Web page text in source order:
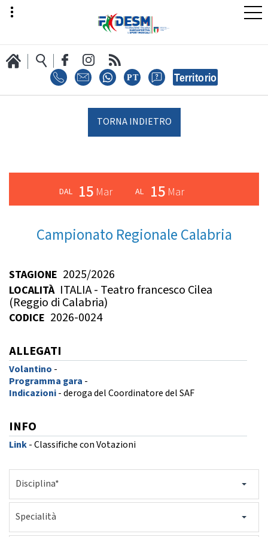
LA FEDERAZIONE
AREA SPORT
AREA TECNICA
GARE
Formazione
TORNA INDIETRO
15 Mar 15 Mar
Campionato Regionale Calabria
STAGIONE 2025/2026
LOCALITÀ ITALIA - Teatro francesco Cilea
(Reggio di Calabria)
CODICE 2026-0024
ALLEGATI
Volantino -
Programma gara -
Indicazioni-deroga del Coordinatore del SAF
INFO
Link-Classifiche con Votazioni
Disciplina*
Specialità